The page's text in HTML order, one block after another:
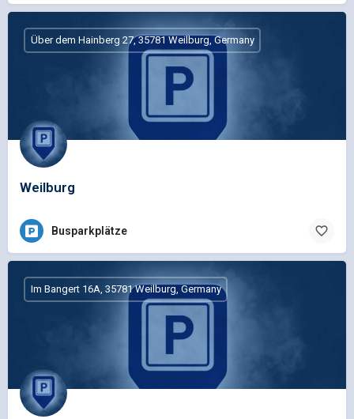
Weilburg
Über dem Hainberg 27, 35781 Weilburg, Germany
Busparkplätze
Im Bangert 16A, 35781 Weilburg, Germany